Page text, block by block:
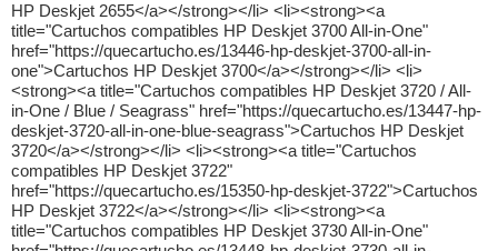
HP Deskjet 2655</a></strong></li> <li><strong><a
title="Cartuchos compatibles HP Deskjet 3700 All-in-One"
href="https://quecartucho.es/13446-hp-deskjet-3700-all-in-
one">Cartuchos HP Deskjet 3700</a></strong></li> <li>
<strong><a title="Cartuchos compatibles HP Deskjet 3720 / All-
in-One / Blue / Seagrass" href="https://quecartucho.es/13447-hp-
deskjet-3720-all-in-one-blue-seagrass">Cartuchos HP Deskjet
3720</a></strong></li> <li><strong><a title="Cartuchos
compatibles HP Deskjet 3722"
href="https://quecartucho.es/15350-hp-deskjet-3722">Cartuchos
HP Deskjet 3722</a></strong></li> <li><strong><a
title="Cartuchos compatibles HP Deskjet 3730 All-in-One"